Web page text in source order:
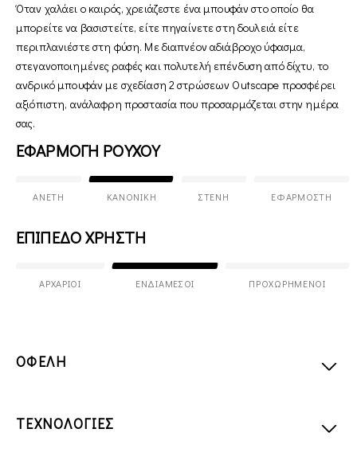
Όταν χαλάει ο καιρός, χρειάζεστε ένα μπουφάν στο οποίο θα
μπορείτε να βασιστείτε, είτε πηγαίνετε στη δουλειά είτε
περιπλανιέστε στη φύση. Με διαπνέον αδιάβροχο ύφασμα,
στεγανοποιημένες ραφές και πολυτελή επένδυση από δίχτυ, το
ανδρικό μπουφάν με σχεδίαση 2 στρώσεων Outscape προσφέρει
αξιόπιστη, ανάλαφρη προστασία που προσαρμόζεται στην ημέρα
σας.
ΕΦΑΡΜΟΓΗ ΡΟΥΧΟΥ
ΆΝΕΤΗ ΚΑΝΟΝΙΚΉ ΣΤΕΝΉ ΕΦΑΡΜΟΣΤΉ
ΕΠΙΠΕΔΟ ΧΡΗΣΤΗ
ΑΡΧΆΡΙΟΙ ΕΝΔΙΆΜΕΣΟΙ ΠΡΟΧΩΡΗΜΈΝΟΙ
ΟΦΕΛΗ
ΤΕΧΝΟΛΟΓΙΕΣ